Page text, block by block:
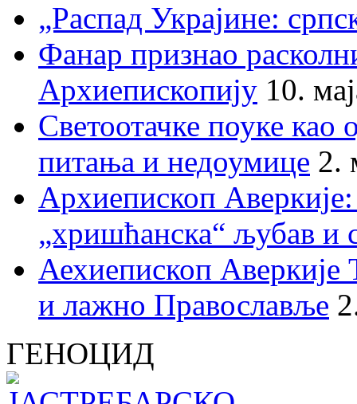
„Распад Украјине:
Фанар признао
Архиепископију 10.
Светоотачке поуке као
питања и недоумице 2.
Архиепископ
„хришћанска“ љубав и
Аехиепископ
и лажно Православље
ГЕНОЦИД